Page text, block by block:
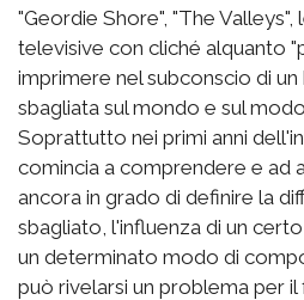
"Geordie Shore", "The Valleys",
televisive con cliché alquanto
imprimere nel subconscio di
sbagliata sul mondo e sul
Soprattutto nei primi anni
comincia a comprendere e ad
ancora in grado di definire la
sbagliato, l'influenza di un
un determinato modo di
può rivelarsi un problema per il